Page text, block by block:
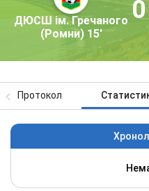
ДЮСШ ім. Гречаного
(Ромни) 15'
Протокол